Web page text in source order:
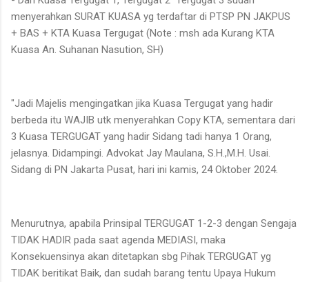
menyerahkan SURAT KUASA yg terdaftar di PTSP PN JAKPUS
+ BAS + KTA Kuasa Tergugat (Note : msh ada Kurang KTA
Kuasa An. Suhanan Nasution, SH)
"Jadi Majelis mengingatkan jika Kuasa Tergugat yang hadir
berbeda itu WAJIB utk menyerahkan Copy KTA, sementara dari
3 Kuasa TERGUGAT yang hadir Sidang tadi hanya 1 Orang,
jelasnya. Didampingi. Advokat Jay Maulana, S.H.,M.H. Usai.
Sidang di PN Jakarta Pusat, hari ini kamis, 24 Oktober 2024.
Menurutnya, apabila Prinsipal TERGUGAT 1-2-3 dengan Sengaja
TIDAK HADIR pada saat agenda MEDIASI, maka
Konsekuensinya akan ditetapkan sbg Pihak TERGUGAT yg
TIDAK beritikat Baik, dan sudah barang tentu Upaya Hukum